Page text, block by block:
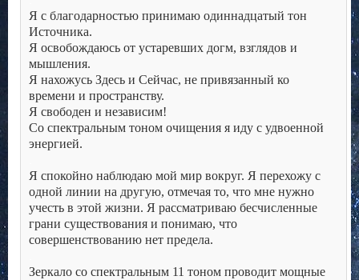
Я с благодарностью принимаю одиннадцатый тон
Источника.
Я освобождаюсь от устаревших догм, взглядов и
мышления.
Я нахожусь Здесь и Сейчас, не привязанный ко
времени и пространству.
Я свободен и независим!
Со спектральным тоном очищения я иду с удвоенной
энергией.
Я спокойно наблюдаю мой мир вокруг. Я перехожу с
одной линии на другую, отмечая то, что мне нужно
учесть в этой жизни. Я рассматриваю бесчисленные
грани существования и понимаю, что
совершенствованию нет предела.
Зеркало со спектральным 11 тоном проводит мощные